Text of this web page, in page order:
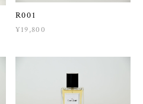
R001
¥19,800